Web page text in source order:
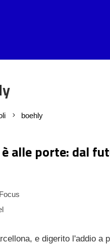
boehly
alle porte: dal
Focus
e digerito l'addio a